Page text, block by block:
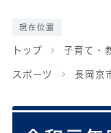
現在位置
トップ 子育て・
スポーツ 長岡京